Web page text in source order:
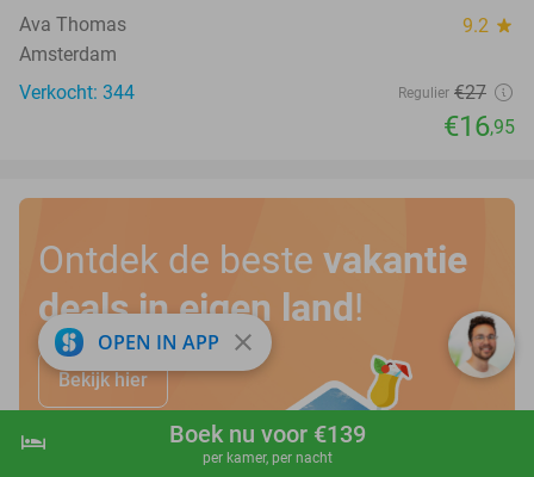
shopping_cart Boek nu
hotel Boek nu voor €139
per kamer, per nacht
Ava Thomas 9.2 star
Amsterdam
Verkocht: 344
Regulier €27
€16,95
Ontdek de beste vakantie
deals in eigen land!
Bekijk hier
OPEN IN APP close